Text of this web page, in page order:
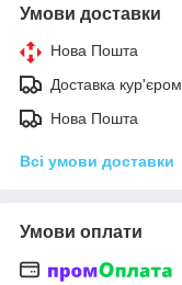
Умови доставки
Нова Пошта
Доставка кур'єром
Нова Пошта
Всі умови доставки
Умови оплати